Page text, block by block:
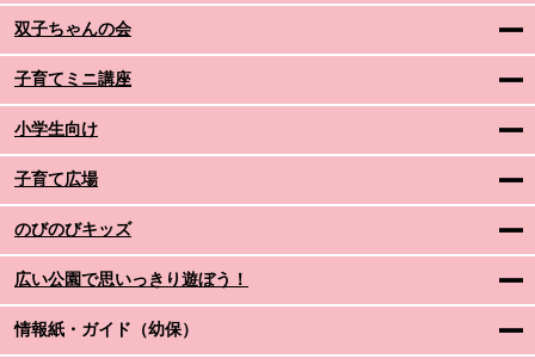
双子ちゃんの会
子育てミニ講座
小学生向け
子育て広場
のびのびキッズ
広い公園で思いっきり遊ぼう！
情報紙・ガイド（幼保）